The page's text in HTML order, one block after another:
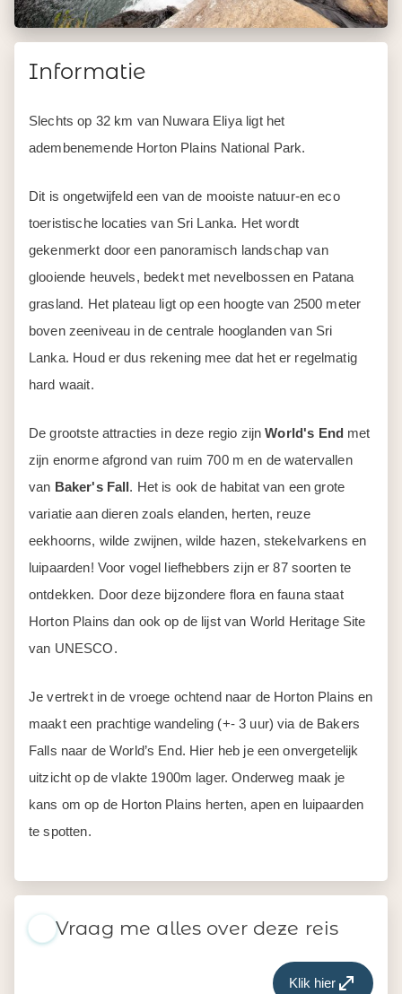
Informatie
Slechts op 32 km van Nuwara Eliya ligt het
adembenemende Horton Plains National Park.
Dit is ongetwijfeld een van de mooiste natuur-en eco
toeristische locaties van Sri Lanka. Het wordt
gekenmerkt door een panoramisch landschap van
glooiende heuvels, bedekt met nevelbossen en Patana
grasland. Het plateau ligt op een hoogte van 2500 meter
boven zeeniveau in de centrale hooglanden van Sri
Lanka. Houd er dus rekening mee dat het er regelmatig
hard waait.
De grootste attracties in deze regio zijnWorld's End met
zijn enorme afgrond van ruim 700 m en de watervallen
van Baker's Fall. Het is ook de habitat van een grote
variatie aan dieren zoals elanden, herten, reuze
eekhoorns, wilde zwijnen, wilde hazen, stekelvarkens en
luipaarden! Voor vogel liefhebbers zijn er 87 soorten te
ontdekken. Door deze bijzondere flora en fauna staat
Horton Plains dan ook op de lijst van World Heritage Site
van UNESCO.
Je vertrekt in de vroege ochtend naar de Horton Plains en
maakt een prachtige wandeling (+- 3 uur) via de Bakers
Falls naar de World’s End. Hier heb je een onvergetelijk
uitzicht op de vlakte 1900m lager. Onderweg maak je
kans om op de Horton Plains herten, apen en luipaarden
te spotten.
Vraag me alles over deze reis
Klik hier